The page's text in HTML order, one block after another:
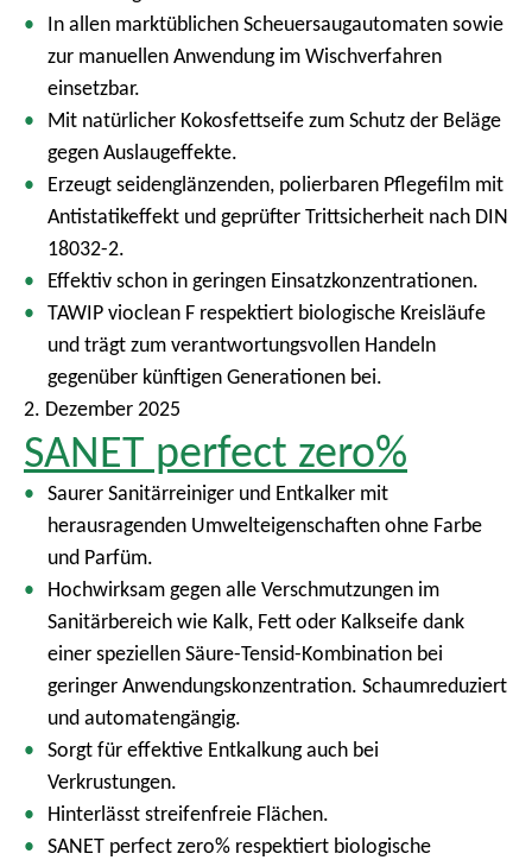
In allen marktüblichen Scheuersaugautomaten sowie
zur manuellen Anwendung im Wischverfahren
einsetzbar.
Mit natürlicher Kokosfettseife zum Schutz der Beläge
gegen Auslaugeffekte.
Erzeugt seidenglänzenden, polierbaren Pflegefilm mit
Antistatikeffekt und geprüfter Trittsicherheit nach DIN
18032-2.
Effektiv schon in geringen Einsatzkonzentrationen.
TAWIP vioclean F respektiert biologische Kreisläufe
und trägt zum verantwortungsvollen Handeln
gegenüber künftigen Generationen bei.
2. Dezember 2025
SANET perfect zero%
Saurer Sanitärreiniger und Entkalker mit
herausragenden Umwelteigenschaften ohne Farbe
und Parfüm.
Hochwirksam gegen alle Verschmutzungen im
Sanitärbereich wie Kalk, Fett oder Kalkseife dank
einer speziellen Säure-Tensid-Kombination bei
geringer Anwendungskonzentration. Schaumreduziert
und automatengängig.
Sorgt für effektive Entkalkung auch bei
Verkrustungen.
Hinterlässt streifenfreie Flächen.
SANET perfect zero% respektiert biologische